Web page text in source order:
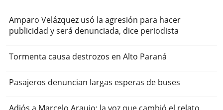
Amparo Velázquez usó la agresión para hacer
publicidad y será denunciada, dice periodista
Tormenta causa destrozos en Alto Paraná
Pasajeros denuncian largas esperas de buses
Adiós a Marcelo Araujo: la voz que cambió el relato